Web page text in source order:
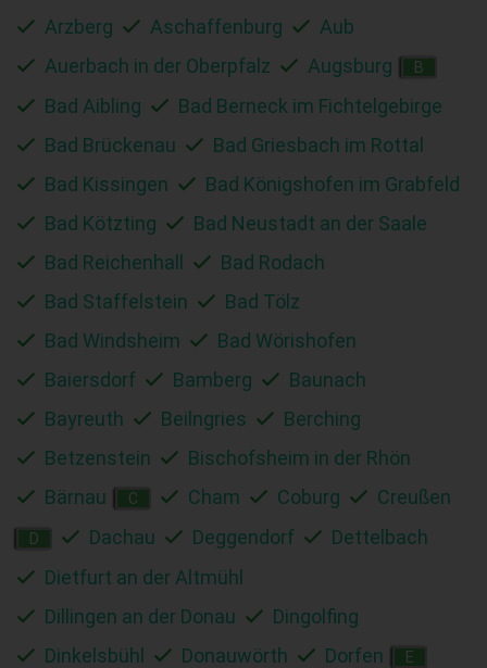
Arzberg
Aschaffenburg
Aub
Auerbach in der Oberpfalz
Augsburg B
Bad Aibling
Bad Berneck im Fichtelgebirge
Bad Brückenau
Bad Griesbach im Rottal
Bad Kissingen
Bad Königshofen im Grabfeld
Bad Kötzting
Bad Neustadt an der Saale
Bad Reichenhall
Bad Rodach
Bad Staffelstein
Bad Tölz
Bad Windsheim
Bad Wörishofen
Baiersdorf
Bamberg
Baunach
Bayreuth
Beilngries
Berching
Betzenstein
Bischofsheim in der Rhön
Bärnau
C Cham Coburg Creußen
D Dachau Deggendorf
Dettelbach
Dietfurt an der Altmühl
Dillingen an der Donau
Dingolfing
Dinkelsbühl
Donauwörth Dorfen E